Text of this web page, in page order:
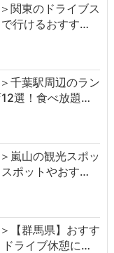
関東のドライブス
行けるおすす…
千葉駅周辺のラン
選！食べ放題…
嵐山の観光スポッ
スポットやおす…
【群馬県】おすす
ライブ休憩に…